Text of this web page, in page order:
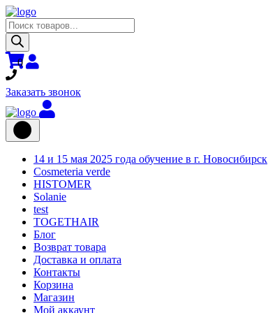
Поиск
товаров
0
Заказать звонок
14 и 15 мая 2025 года обучение в г. Новосибирск
Cosmeteria verde
HISTOMER
Solanie
test
TOGETHAIR
Блог
Возврат товара
Доставка и оплата
Контакты
Корзина
Магазин
Мой аккаунт